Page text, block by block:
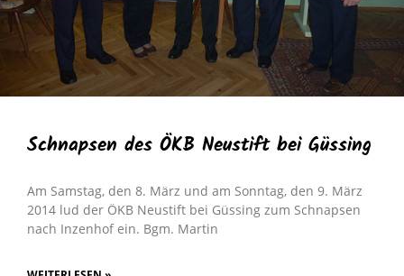
Schnapsen des ÖKB Neustift bei Güssing
Am Samstag, den 8. März und am Sonntag, den 9. März
2014 lud der ÖKB Neustift bei Güssing zum Schnapsen
nach Inzenhof ein. Bgm. Martin